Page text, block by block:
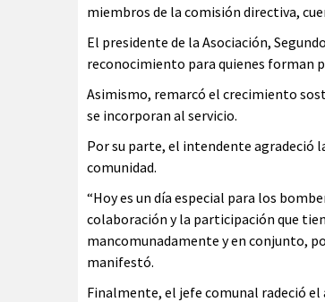
miembros de la comisión directiva,
El presidente de la Asociación,
reconocimiento para quienes forman
Asimismo, remarcó el crecimiento
se incorporan al servicio.
Por su parte, el intendente agradeció
comunidad.
“Hoy es un día especial para los
colaboración y la participación que
mancomunadamente y en conjunto,
manifestó.
Finalmente, el jefe comunal radeció